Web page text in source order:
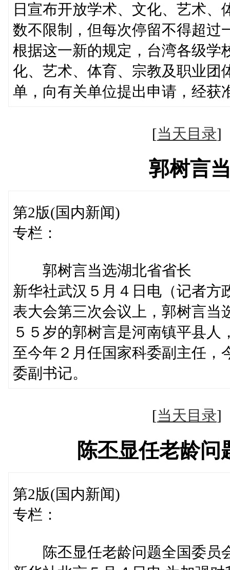
日宣布开放学术、文化、艺术
数不限制，但每次停留不得超过
根据这一新的规定，台湾各级学
化、艺术、体育、宗教及职业团
单，向有关单位提出申请，经获
[当天目录
郭树言
第2版(国内新闻)
专栏：
郭树言当选湖北省省长
新华社武汉５月４日电（记者方
表大会第三次会议上，郭树言当
５５岁的郭树言是河南镇平县
至今年２月任国家科委副主任，
委副书记。
[当天目录
陈丕显任老龄
第2版(国内新闻)
专栏：
陈丕显任老龄问题全国委员